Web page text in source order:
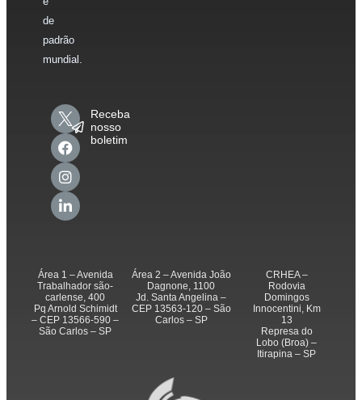
de
padrão
mundial.
Receba
nosso
boletim
Área 1 – Avenida
Trabalhador são-
carlense, 400
Pq Arnold Schimidt
– CEP 13566-590 –
São Carlos – SP
Área 2 – Avenida João
Dagnone, 1100
Jd. Santa Angelina –
CEP 13563-120 – São
Carlos – SP
CRHEA –
Rodovia
Domingos
Innocentini, Km
13
Represa do
Lobo (Broa) –
Itirapina – SP